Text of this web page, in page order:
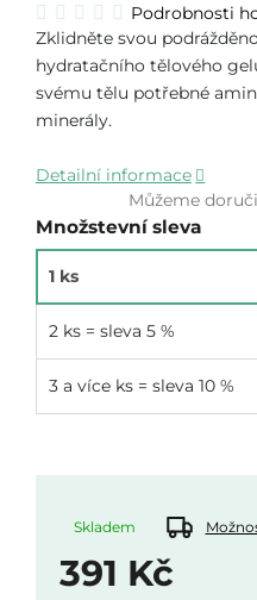
Průměrné
hodnocení
produktu
0,0
hvězdiček.
Podrobnosti
Zklidněte svou
hydratačního tělového
svému tělu potřebné
minerály.
Detailní informace
Můžeme
Množstevní sleva
1 ks
2 ks = sleva 5 %
3 a více ks = sleva 10 %
Skladem
391 Kč